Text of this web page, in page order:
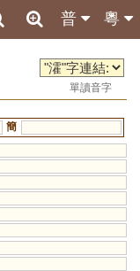
粵
普
單讀音字
簡